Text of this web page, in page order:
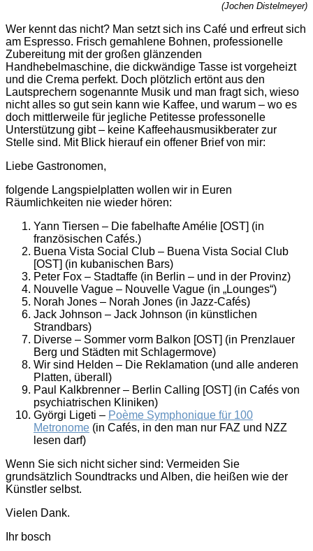
(Jochen Distelmeyer)
Wer kennt das nicht? Man setzt sich ins Café und erfreut sich
am Espresso. Frisch gemahlene Bohnen, professionelle
Zubereitung mit der großen glänzenden
Handhebelmaschine, die dickwändige Tasse ist vorgeheizt
und die Crema perfekt. Doch plötzlich ertönt aus den
Lautsprechern sogenannte Musik und man fragt sich, wieso
nicht alles so gut sein kann wie Kaffee, und warum – wo es
doch mittlerweile für jegliche Petitesse professonelle
Unterstützung gibt – keine Kaffeehausmusikberater zur
Stelle sind. Mit Blick hierauf ein offener Brief von mir:
Liebe Gastronomen,
folgende Langspielplatten wollen wir in Euren
Räumlichkeiten nie wieder hören:
Yann Tiersen – Die fabelhafte Amélie [OST] (in
französischen Cafés.)
Buena Vista Social Club – Buena Vista Social Club
[OST] (in kubanischen Bars)
Peter Fox – Stadtaffe (in Berlin – und in der Provinz)
Nouvelle Vague – Nouvelle Vague (in „Lounges“)
Norah Jones – Norah Jones (in Jazz-Cafés)
Jack Johnson – Jack Johnson (in künstlichen
Strandbars)
Diverse – Sommer vorm Balkon [OST] (in Prenzlauer
Berg und Städten mit Schlagermove)
Wir sind Helden – Die Reklamation (und alle anderen
Platten, überall)
Paul Kalkbrenner – Berlin Calling [OST] (in Cafés von
psychiatrischen Kliniken)
Györgi Ligeti – Poème Symphonique für 100
Metronome (in Cafés, in den man nur FAZ und NZZ
lesen darf)
Wenn Sie sich nicht sicher sind: Vermeiden Sie
grundsätzlich Soundtracks und Alben, die heißen wie der
Künstler selbst.
Vielen Dank.
Ihr bosch